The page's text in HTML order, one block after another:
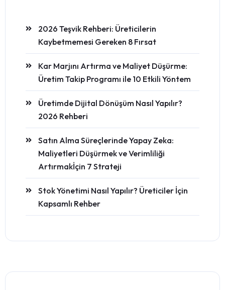
2026 Teşvik Rehberi: Üreticilerin
Kaybetmemesi Gereken 8 Fırsat
Kar Marjını Artırma ve Maliyet Düşürme:
Üretim Takip Programı ile 10 Etkili Yöntem
Üretimde Dijital Dönüşüm Nasıl Yapılır?
2026 Rehberi
Satın Alma Süreçlerinde Yapay Zeka:
Maliyetleri Düşürmek ve Verimliliği
Artırmakİçin 7 Strateji
Stok Yönetimi Nasıl Yapılır? Üreticiler İçin
Kapsamlı Rehber